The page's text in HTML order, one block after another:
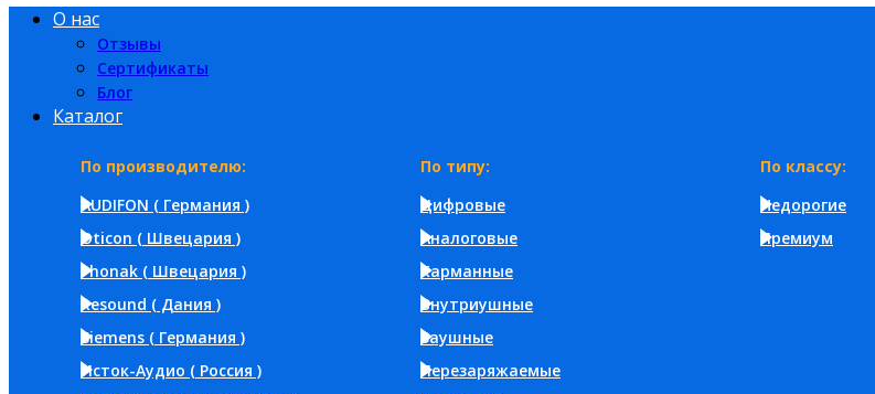
О нас
Отзывы
Сертификаты
Блог
Каталог
По производителю:
AUDIFON ( Германия )
Oticon ( Швецария )
Phonak ( Швецария )
Resound ( Дания )
Siemens ( Германия )
Исток-Аудио ( Россия )
По типу:
Цифровые
Аналоговые
Карманные
Внутриушные
Заушные
Перезаряжаемые
По классу:
Недорогие
Премиум